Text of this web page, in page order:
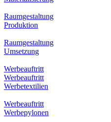
Raumgestaltung
Produktion
Raumgestaltung
Umsetzung
Werbeauftritt
Werbeauftritt
Werbetextilien
Werbeauftritt
Werbepylonen